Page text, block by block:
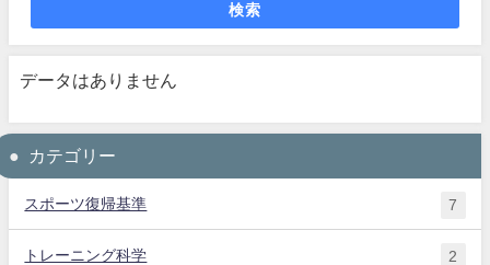
検索
データはありません
カテゴリー
スポーツ復帰基準 7
トレーニング科学 2